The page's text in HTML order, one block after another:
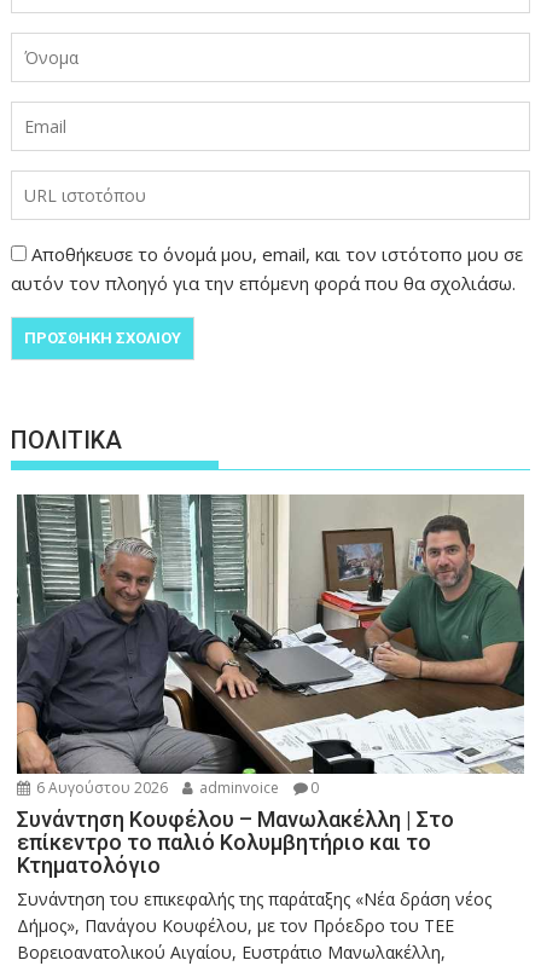
Αποθήκευσε το όνομά μου, email, και τον ιστότοπο μου σε
αυτόν τον πλοηγό για την επόμενη φορά που θα σχολιάσω.
ΠΟΛΙΤΙΚΑ
6 Αυγούστου 2026 adminvoice 0
Συνάντηση Κουφέλου – Μανωλακέλλη | Στο
επίκεντρο το παλιό Κολυμβητήριο και το
Κτηματολόγιο
Συνάντηση του επικεφαλής της παράταξης «Νέα δράση νέος
Δήμος», Πανάγου Κουφέλου, με τον Πρόεδρο του ΤΕΕ
Βορειοανατολικού Αιγαίου, Ευστράτιο Μανωλακέλλη,